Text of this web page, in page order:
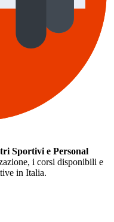
Sportivi e Personal
i corsi disponibili e
in Italia.